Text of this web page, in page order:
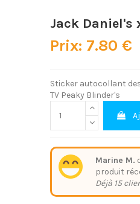
Jack Daniel's
Prix: 7.80 €
Sticker autocollant
TV Peaky Blinder's
Marine M.
produit
Déjà 15